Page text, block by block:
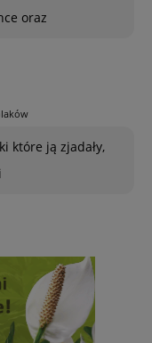
oraz
które ją zjadały,